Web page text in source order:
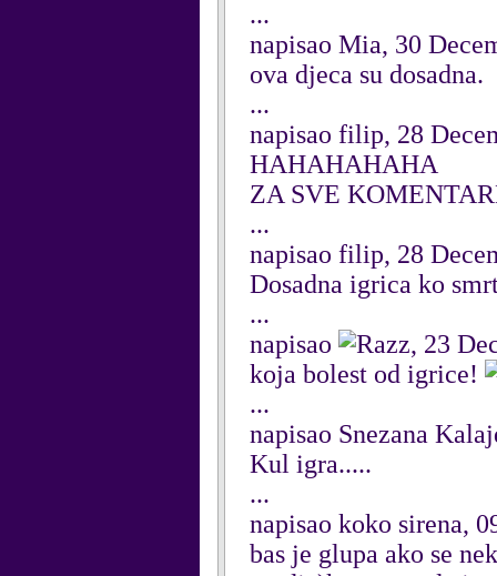
...
napisao Mia, 30
ova djeca su dosadna.
...
napisao filip, 28
HAHAHAHAHA
ZA SVE
...
napisao filip, 28
Dosadna igrica ko
...
napisao
, 23
koja bolest od igrice!
...
napisao Snezana
Kul igra.....
...
napisao koko sirena,
bas je glupa ako se